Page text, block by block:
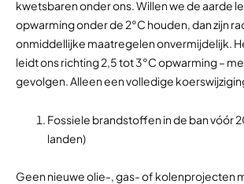
kwetsbaren onder ons. Willen we de aarde
opwarming onder de 2°C houden, dan zijn
onmiddellijke maatregelen onvermijdelijk.
leidt ons richting 2,5 tot 3°C opwarming –
gevolgen. Alleen een volledige
Fossiele brandstoffen in de ban vóór
landen)
Geen nieuwe olie-, gas- of kolenprojecten